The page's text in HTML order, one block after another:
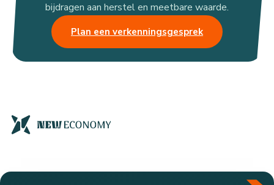
bijdragen aan herstel en meetbare waarde.
Plan een verkenningsgesprek